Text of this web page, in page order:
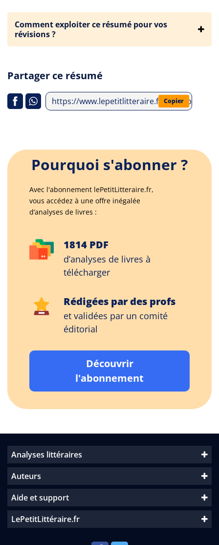
Comment exploiter ce résumé pour vos
révisions ?
Partager ce résumé
https://www.lepetitlitteraire.fr/index.php/
Copier
Pourquoi s'abonner ?
Avec l'abonnement lePetitLitteraire.fr,
vous accédez à une offre inégalée
d’analyses de livres :
1814 PDF
d’analyses de livres à
télécharger
Rédigées par des profs
et validées par un comité
éditorial
Découvrir
l'abonnement
Analyses littéraires
Auteurs
Aide et support
LePetitLittéraire.fr